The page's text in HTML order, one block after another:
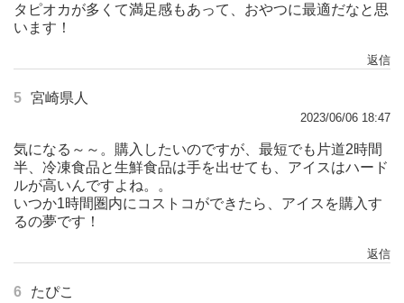
タピオカが多くて満足感もあって、おやつに最適だなと思
います！
返信
5 宮崎県人
2023/06/06 18:47
気になる～～。購入したいのですが、最短でも片道2時間
半、冷凍食品と生鮮食品は手を出せても、アイスはハード
ルが高いんですよね。。
いつか1時間圏内にコストコができたら、アイスを購入す
るの夢です！
返信
6 たぴこ